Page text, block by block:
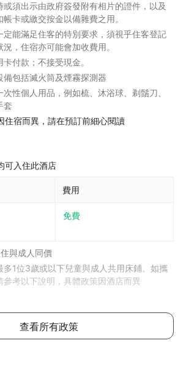
或須出示由政府簽發附有相片的證件，以及
卡或繳交按金以備雜費之用。
定能滿足住客的特別要求，須視乎住客登記
況，住宿亦可能會加收費用。
付款；不接受現金。
備包括滅火筒及煙霧探測器
性個人用品，例如梳、沐浴球、剃鬚刀、
套
住宿而異，請在預訂前細心閱讀
可入住此酒店
費用
免費
與成人同價
多1位3歲或以下兒童與成人共用床鋪。如攜
參考以下說明，具體政策因酒店而異
額外住客可能需支付額外費用，詳情請向酒
查看所有政策